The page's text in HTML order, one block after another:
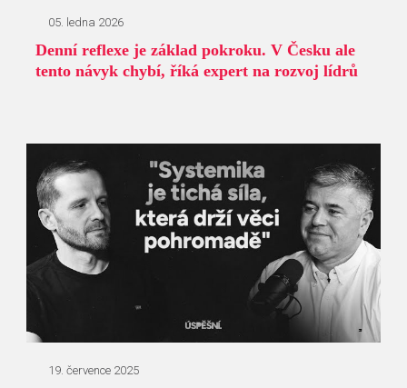
05. ledna 2026
Denní reflexe je základ pokroku. V Česku ale
tento návyk chybí, říká expert na rozvoj lídrů
19. července 2025